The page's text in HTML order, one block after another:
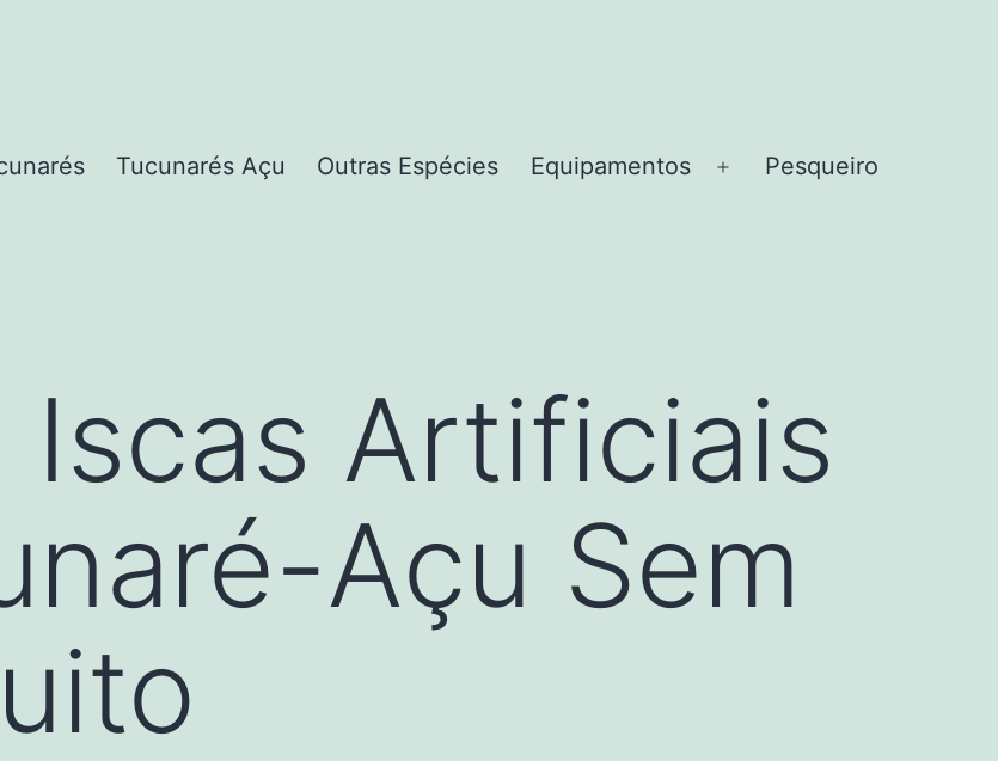
Tucunarés Açu Outras Espécies Equipamentos
Abrir
Pesqueiro
Iscas Artificiais
Açu Sem